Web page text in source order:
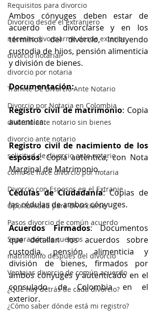
Requisitos para divorcio
Divorcio desde el extranjero
necesito divorciarme desde exterior
divorcio notarial
divorcio por notaria
Tramite De Divorcio Ante Notario
Divorcio por Notaria en Colombia
divorcio ante notario sin bienes
divorcio ante notario
solicitud de divorcio ante notario
como se hace divorcio por notaria
Divorcio con Esposos en el Extranje
Oportunidad para divorciarse
Pasos divorcio de común acuerdo
Separación de cuerpos
matrimonio despues del divorcio
Ventajas divorcio de común acuerdo
¿Qué hay detrás de cada divorcio?
¿Cómo saber dónde está mi registro?
Ambos cónyuges deben estar de
acuerdo en divorciarse y en los
términos del divorcio, incluyendo
custodia de hijos, pensión alimenticia
y división de bienes.
Documentación:
Registro civil de matrimonio: Copia
autentica.
Registro civil de nacimiento de los
esposos: Copia autentica, con Nota
Marginal de Matrimonio.
Cédulas de Ciudadanía: Copias de
las cédulas de ambos cónyuges.
Acuerdos Firmados: Documentos
que detallan los acuerdos sobre
custodia, pensión alimenticia y
división de bienes, firmados por
ambos cónyuges y autenticado en el
consulado de Colombia en el
exterior.